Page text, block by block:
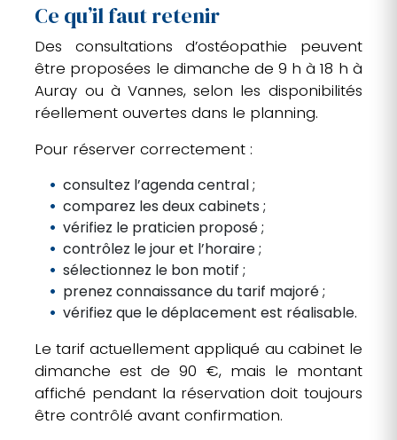
Ce qu’il faut retenir
Des consultations d’ostéopathie peuvent
être proposées le dimanche de 9 h à 18 h à
Auray ou à Vannes, selon les disponibilités
réellement ouvertes dans le planning.
Pour réserver correctement :
consultez l’agenda central ;
comparez les deux cabinets ;
vérifiez le praticien proposé ;
contrôlez le jour et l’horaire ;
sélectionnez le bon motif ;
prenez connaissance du tarif majoré ;
vérifiez que le déplacement est réalisable.
Le tarif actuellement appliqué au cabinet le
dimanche est de 90 €, mais le montant
affiché pendant la réservation doit toujours
être contrôlé avant confirmation.